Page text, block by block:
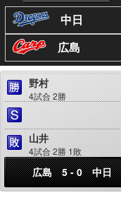
中日
広島
野村
4試合 2勝
山井
4試合 2勝 1敗
広島 5 - 0 中日